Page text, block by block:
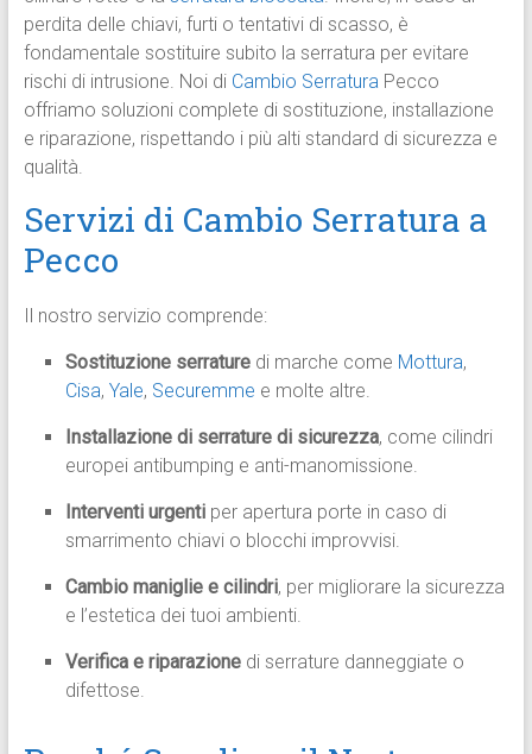
perdita delle chiavi, furti o tentativi di scasso, è
fondamentale sostituire subito la serratura per evitare
rischi di intrusione. Noi di Cambio SerraturaPecco
offriamo soluzioni complete di sostituzione, installazione
e riparazione, rispettando i più alti standard di sicurezza e
qualità.
Servizi di Cambio Serratura a
Pecco
Il nostro servizio comprende:
Sostituzione serraturedi marche come Mottura,
Cisa, Yale, Securemme e molte altre.
Installazione di serrature di sicurezza, come cilindri
europei antibumping e anti-manomissione.
Interventi urgentiper apertura porte in caso di
smarrimento chiavi o blocchi improvvisi.
Cambio maniglie e cilindri, per migliorare la sicurezza
e l’estetica dei tuoi ambienti.
Verifica e riparazionedi serrature danneggiate o
difettose.